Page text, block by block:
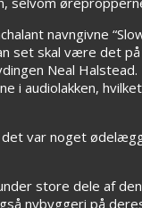
navngivne
set skal være det
Neal
audiolakken,
var noget
store dele af
nybyggeri på